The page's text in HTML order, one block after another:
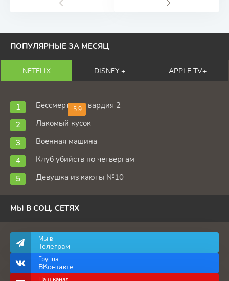
ПОПУЛЯРНЫЕ ЗА МЕСЯЦ
NETFLIX DISNEY + APPLE TV+
5.9
Бессмертная гвардия 2
Лакомый кусок
Военная машина
Клуб убийств по четвергам
Девушка из каюты №10
МЫ В СОЦ. СЕТЯХ
Мы в
Телеграм
Группа
ВКонтакте
Наш канал